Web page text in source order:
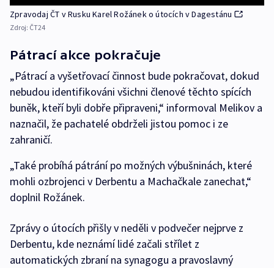
Zpravodaj ČT v Rusku Karel Rožánek o útocích v Dagestánu
Zdroj: ČT24
Pátrací akce pokračuje
„Pátrací a vyšetřovací činnost bude pokračovat, dokud
nebudou identifikováni všichni členové těchto spících
buněk, kteří byli dobře připraveni,“ informoval Melikov a
naznačil, že pachatelé obdrželi jistou pomoc i ze
zahraničí.
„Také probíhá pátrání po možných výbušninách, které
mohli ozbrojenci v Derbentu a Machačkale zanechat,“
doplnil Rožánek.
Zprávy o útocích přišly v neděli v podvečer nejprve z
Derbentu, kde neznámí lidé začali střílet z
automatických zbraní na synagogu a pravoslavný